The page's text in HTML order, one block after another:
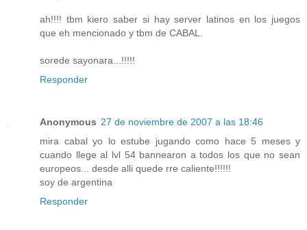
ah!!!! tbm kiero saber si hay server latinos en los juegos
que eh mencionado y tbm de CABAL.
sorede sayonara...!!!!!
Responder
Anonymous 27 de noviembre de 2007 a las 18:46
mira cabal yo lo estube jugando como hace 5 meses y
cuando llege al lvl 54 bannearon a todos los que no sean
europeos... desde alli quede rre caliente!!!!!!
soy de argentina
Responder